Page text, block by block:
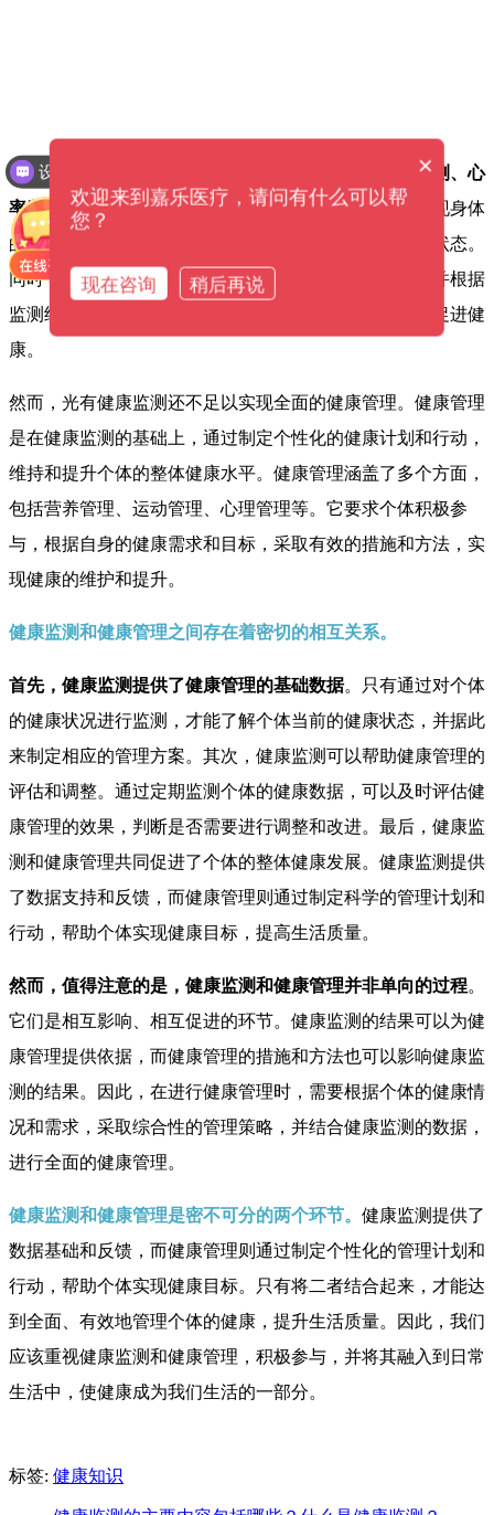
常见的健康监测方式包括
体温测量、血压测量、血糖检测、心
率监测
等。通过对这些数据的记录和分析，可以及时发现身体
的异常状况，进行早期干预和治疗，以保持身体的健康状态。
同时，健康监测还可以帮助个体了解自身的健康状况，并根据
监测结果，做出相应的调整和改变，以改善生活方式和促进健
康。
然而，光有健康监测还不足以实现全面的健康管理。健康管理
是在健康监测的基础上，通过制定个性化的健康计划和行动，
维持和提升个体的整体健康水平。健康管理涵盖了多个方面，
包括营养管理、运动管理、心理管理等。它要求个体积极参
与，根据自身的健康需求和目标，采取有效的措施和方法，实
现健康的维护和提升。
健康监测和健康管理之间存在着密切的相互关系。
首先，健康监测提供了健康管理的基础数据。只有通过对个体
的健康状况进行监测，才能了解个体当前的健康状态，并据此
来制定相应的管理方案。其次，健康监测可以帮助健康管理的
评估和调整。通过定期监测个体的健康数据，可以及时评估健
康管理的效果，判断是否需要进行调整和改进。最后，健康监
测和健康管理共同促进了个体的整体健康发展。健康监测提供
了数据支持和反馈，而健康管理则通过制定科学的管理计划和
行动，帮助个体实现健康目标，提高生活质量。
然而，值得注意的是，健康监测和健康管理并非单向的过程。
它们是相互影响、相互促进的环节。健康监测的结果可以为健
康管理提供依据，而健康管理的措施和方法也可以影响健康监
测的结果。因此，在进行健康管理时，需要根据个体的健康情
况和需求，采取综合性的管理策略，并结合健康监测的数据，
进行全面的健康管理。
健康监测和健康管理是密不可分的两个环节。 健康监测提供了
数据基础和反馈，而健康管理则通过制定个性化的管理计划和
行动，帮助个体实现健康目标。只有将二者结合起来，才能达
到全面、有效地管理个体的健康，提升生活质量。因此，我们
应该重视健康监测和健康管理，积极参与，并将其融入到日常
生活中，使健康成为我们生活的一部分。
标签: 健康知识
设备价格是多少钱？ ×
欢迎来到嘉乐医疗，请问有什么可以帮
您？
现在咨询 稍后再说